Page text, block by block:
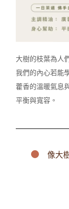
大樹的枝葉為人
我們的內心若能
藿香的溫暖氣息
平衡與寬容。
像大